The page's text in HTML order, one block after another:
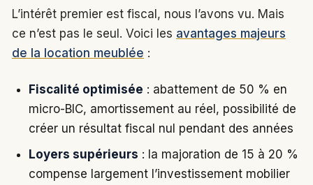
L’intérêt premier est fiscal, nous l’avons vu. Mais
ce n’est pas le seul. Voici les avantages majeurs
de la location meublée :
Fiscalité optimisée : abattement de 50 % en
micro-BIC, amortissement au réel, possibilité de
créer un résultat fiscal nul pendant des années
Loyers supérieurs : la majoration de 15 à 20 %
compense largement l’investissement mobilier